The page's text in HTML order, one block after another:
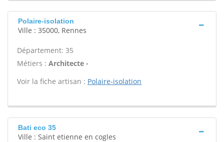
Polaire-isolation
Ville : 35000, Rennes
Département: 35
Métiers : Architecte -
Voir la fiche artisan : Polaire-isolation
Bati eco 35
Ville : Saint etienne en cogles